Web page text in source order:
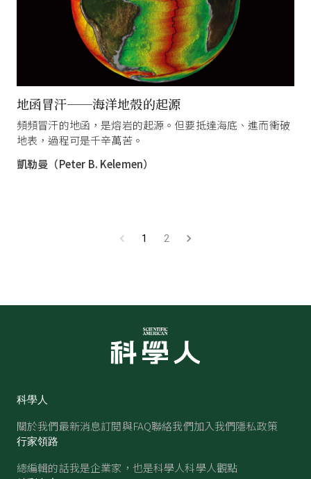
地函冒汗──海洋地殼的起源
頻頻冒汗的地函，是熔岩的起源。但要抵達海底、進而衝破
地表，過程可是千辛萬苦。
凱勒曼（Peter B. Kelemen）
1 2
科學人
關於我們最新消息訂閱與FAQ聯絡我們加入我們隱私政策
行家領路
總編輯的話我是企業家，也是科學人科學人觀點